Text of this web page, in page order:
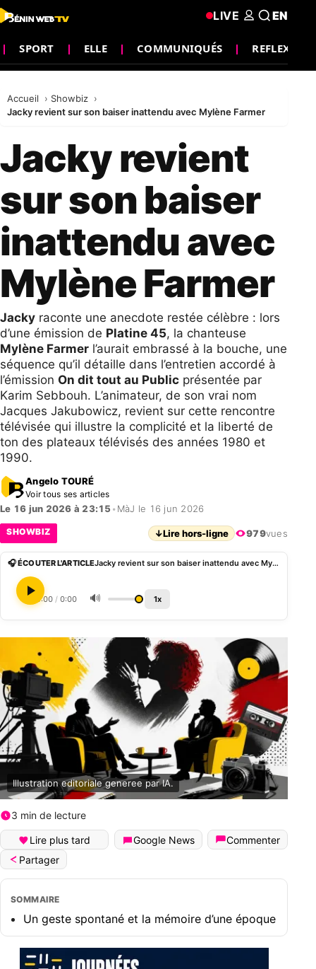
SPORT ELLE COMMUNIQUÉS REFLEXION
LIVE EN
Accueil
Showbiz
Jacky revient sur son baiser inattendu avec Mylène Farmer
Jacky revient
sur son baiser
inattendu avec
Mylène Farmer
Jacky raconte une anecdote restée célèbre : lors
d’une émission de Platine 45, la chanteuse
Mylène Farmer l’aurait embrassé à la bouche, une
séquence qu’il détaille dans l’entretien accordé à
l’émission On dit tout au Public présentée par
Karim Sebbouh. L’animateur, de son vrai nom
Jacques Jakubowicz, revient sur cette rencontre
télévisée qui illustre la complicité et la liberté de
ton des plateaux télévisés des années 1980 et
1990.
Angelo TOURÉ
Voir tous ses articles
Le 16 jun 2026 à 23:15 • MàJ le 16 jun 2026
SHOWBIZ ↓Lire hors-ligne 979vues
🎧 ÉCOUTER L'ARTICLE Jacky revient sur son baiser inattendu avec Mylène Farmer
0:00 / 0:00 🔊 1x
Illustration editoriale generee par IA.
3 min de lecture
Lire plus tard Google News
Commenter
Partager
SOMMAIRE
Un geste spontané et la mémoire d’une époque